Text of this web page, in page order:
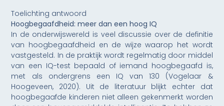
Toelichting antwoord
Hoogbegaafdheid: meer dan een hoog IQ
In de onderwijswereld is veel discussie over de definitie
van hoogbegaafdheid en de wijze waarop het wordt
vastgesteld. In de praktijk wordt regelmatig door middel
van een IQ-test bepaald of iemand hoogbegaafd is,
met als ondergrens een IQ van 130 (Vogelaar &
Hoogeveen, 2020). Uit de literatuur blijkt echter dat
hoogbegaafde kinderen niet alleen gekenmerkt worden